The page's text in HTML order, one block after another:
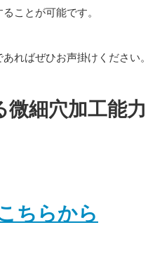
ことが可能です。
ればぜひお声掛けください。
細穴加工能力
ちらから